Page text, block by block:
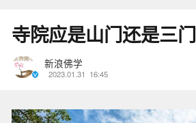
寺院应是山门还是三门
新浪佛学
2023.01.31 16:45